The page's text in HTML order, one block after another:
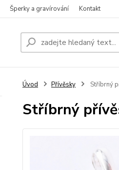
Šperky a gravírování Kontakt
Úvod Přívěsky Stříbrný
Stříbrný